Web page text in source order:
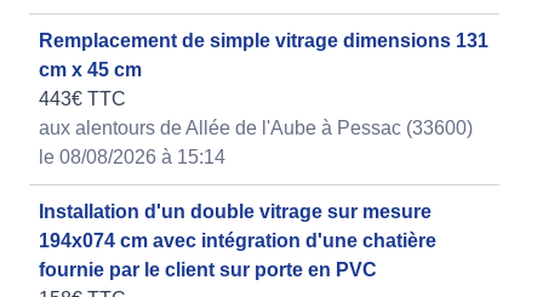
Remplacement de simple vitrage dimensions 131
cm x 45 cm
443€ TTC
aux alentours de Allée de l'Aube à Pessac (33600)
le 08/08/2026 à 15:14
Installation d'un double vitrage sur mesure
194x074 cm avec intégration d'une chatière
fournie par le client sur porte en PVC